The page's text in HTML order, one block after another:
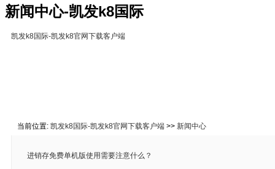
新闻中心-凯发k8国际
凯发k8国际-凯发k8官网下载客户端
当前位置: 凯发k8国际-凯发k8官网下载客户端 >> 新闻中心
进销存免费单机版使用需要注意什么？